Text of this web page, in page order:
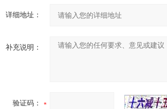
详细地址：
补充说明：
验证码：